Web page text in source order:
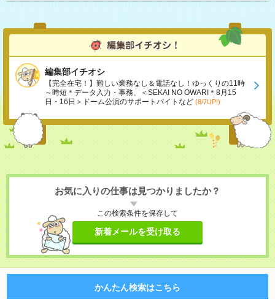
編集部イチオシ
【完全在宅！】難しい業務なし＆電話なし！ゆっくりの11時
～時短＊データ入力・事務、＜SEKAI NO OWARI＊8月15
日・16日＞ドーム公演のサポートバイトなど (8/7UP!)
お気に入りの仕事は見つかりましたか？
この検索条件を保存して
新着メールを受け取る
かんたん検索はこちら